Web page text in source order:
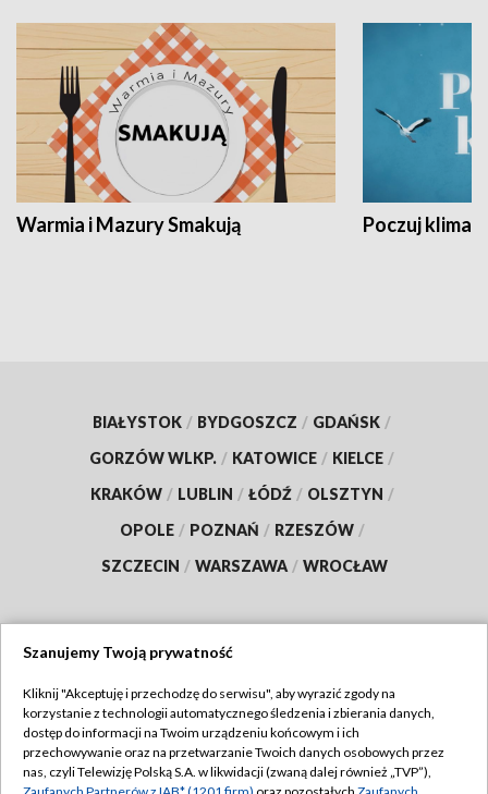
Warmia i Mazury Smakują Poczuj klimat
BIAŁYSTOK / BYDGOSZCZ / GDAŃSK /
GORZÓW WLKP. / KATOWICE / KIELCE /
KRAKÓW / LUBLIN / ŁÓDŹ / OLSZTYN /
OPOLE / POZNAŃ / RZESZÓW /
SZCZECIN / WARSZAWA / WROCŁAW
TVP
Abonament TVP
Emisja w TVP
Regulamin TVP
Szanujemy Twoją prywatność
Kliknij "Akceptuję i przechodzę do serwisu", aby wyrazić zgody na
korzystanie z technologii automatycznego śledzenia i zbierania danych,
dostęp do informacji na Twoim urządzeniu końcowym i ich
przechowywanie oraz na przetwarzanie Twoich danych osobowych przez
nas, czyli Telewizję Polską S.A. w likwidacji (zwaną dalej również „TVP”),